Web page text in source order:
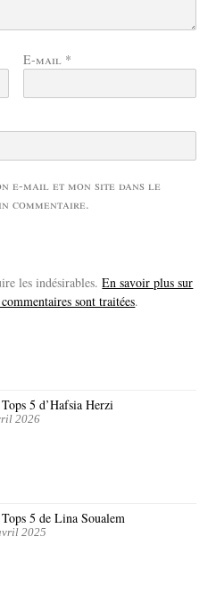
E-mail *
e-mail et mon site dans le
commentaire.
les indésirables.En savoir plus sur
sont traitées.
5 d’Hafsia Herzi
2026
5 de Lina Soualem
2025